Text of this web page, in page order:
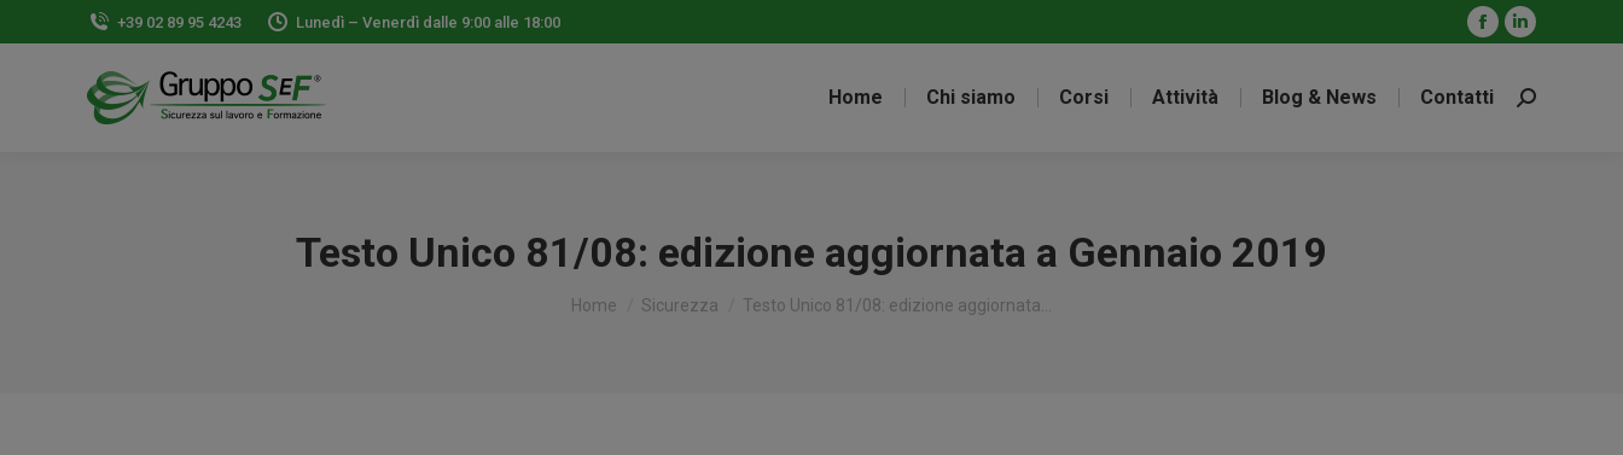
+39 02 89 95 4243 Lunedì – Venerdì dalle 9:00 alle 18:00
Facebook
opens
Linkedin
opens
Home Chi siamo Corsi Attività Blog & News Contatti Cerca:
Testo Unico 81/08: edizione aggiornata a Gennaio 2019
Tu sei qui:
Home Sicurezza Testo Unico 81/08: edizione aggiornata…